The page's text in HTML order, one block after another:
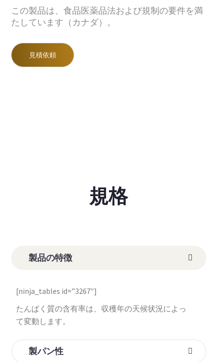
この製品は、食品医薬品法および規制の要件を満
たしています（カナダ）。
見積依頼
規格
製品の特徴
[ninja_tables id=”3267″]
たんぱく質の含有率は、収穫年の天候状況によっ
て変動します。
製パン性